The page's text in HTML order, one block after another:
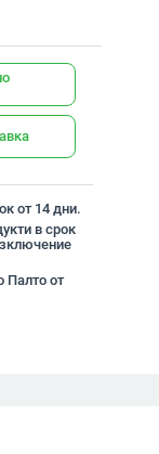
от 14 дни.
в срок
Палто от